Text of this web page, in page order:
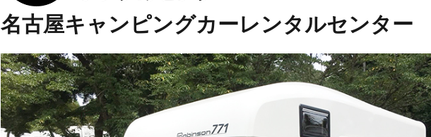
名古屋キャンピングカーレンタルセンター